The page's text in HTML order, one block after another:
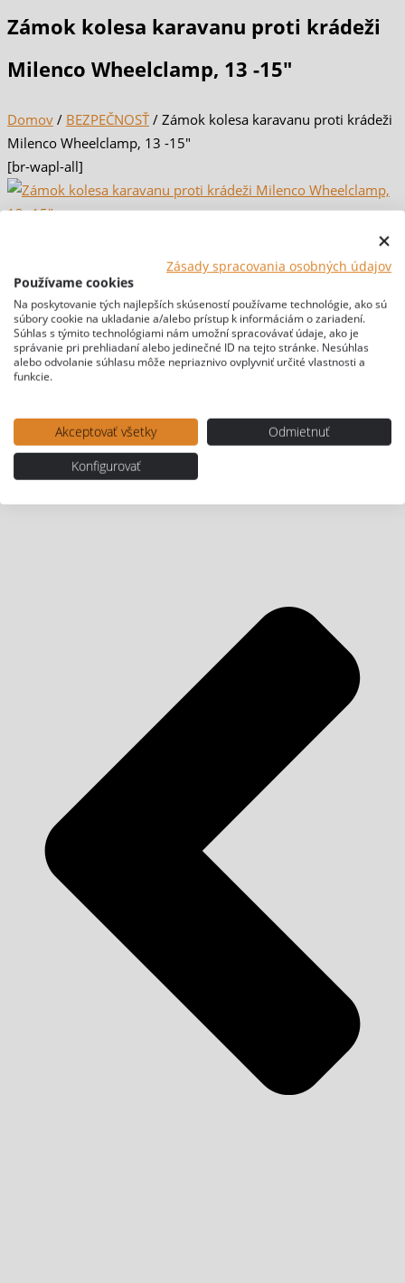
Zámok kolesa karavanu proti krádeži
Milenco Wheelclamp, 13 -15″
Domov / BEZPEČNOSŤ/ Zámok kolesa karavanu proti krádeži
Milenco Wheelclamp, 13 -15″
[br-wapl-all]
Zásady spracovania osobných údajov
Používame cookies
Na poskytovanie tých najlepších skúseností používame technológie, ako sú
súbory cookie na ukladanie a/alebo prístup k informáciám o zariadení.
Súhlas s týmito technológiami nám umožní spracovávať údaje, ako je
správanie pri prehliadaní alebo jedinečné ID na tejto stránke. Nesúhlas
alebo odvolanie súhlasu môže nepriaznivo ovplyvniť určité vlastnosti a
funkcie.
Akceptovať všetky
Odmietnuť
Konfigurovať